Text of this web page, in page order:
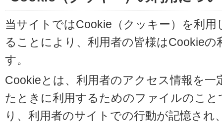
当サイトではCookie（クッキー）を利
ることにより、利用者の皆様はCookie
す。
Cookieとは、利用者のアクセス情報を
たときに利用するためのファイルのこ
り、利用者のサイトでの行動が記憶さ